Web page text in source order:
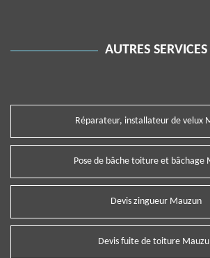
AUTRES SERVICES
Réparateur, installateur de velux
Pose de bâche toiture et bâchage
Devis zingueur Mauzun
Devis fuite de toiture